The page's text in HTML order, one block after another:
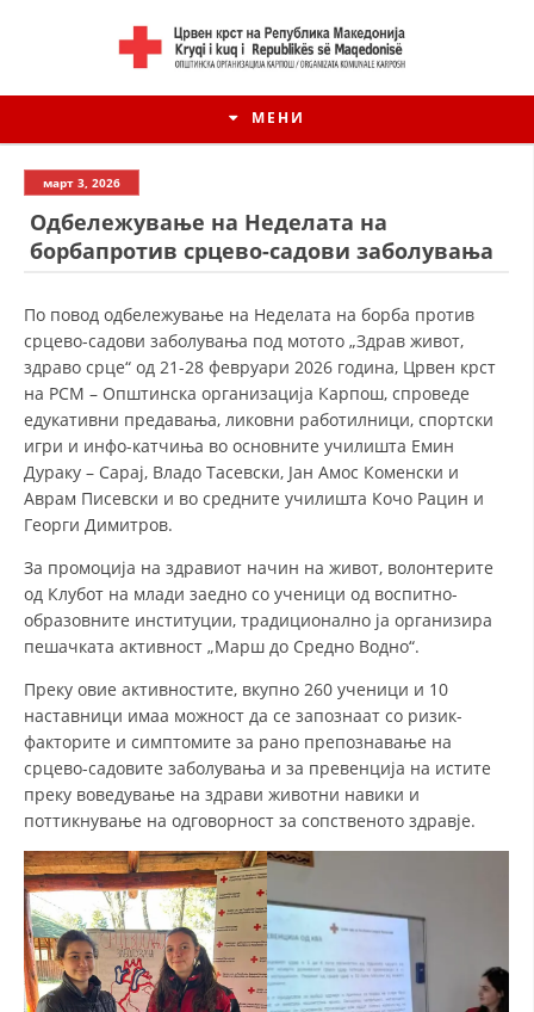
МЕНИ
ДЕЈСТВУВАЊЕ
ПРИРАЧНИЦИ
ЕДУКАТИВНО ИНФОРМАТИВНИ МАТЕРИЈАЛИ
БРОШУРИ
ПРЕЗЕНТАЦИИ
март 3, 2026
Одбележување на Неделата на
борбапротив срцево-садови заболувања
По повод одбележување на Неделата на борба против
срцево-садови заболувања под мотото „Здрав живот,
здраво срце“ од 21-28 февруари 2026 година, Црвен крст
на РСМ – Општинска организација Карпош, спроведе
едукативни предавaња, ликовни работилници, спортски
игри и инфо-катчиња во основните училишта Емин
Дураку – Сарај, Владо Тасевски, Јан Амос Коменски и
Аврам Писевски и во средните училишта Кочо Рацин и
Георги Димитров.
За промоција на здравиот начин на живот, волонтерите
од Клубот на млади заедно со ученици од воспитно-
образовните институции, традиционално ја организира
пешачката активност „Марш до Средно Водно“.
Преку овие активностите, вкупно 260 ученици и 10
наставници имаа можност да се запознаат со ризик-
факторите и симптомите за рано препознавање на
срцево-садовите заболувања и за превенција на истите
преку воведување на здрави животни навики и
поттикнување на одговорност за сопственото здравје.